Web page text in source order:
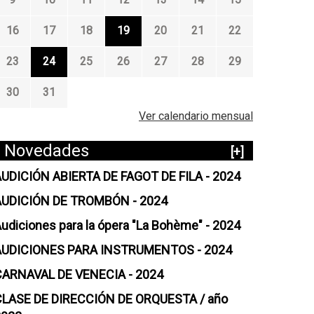
16 17 18 19 20 21 22
23 24 25 26 27 28 29
30
31
Ver calendario mensual
Novedades
[+]
ABIERTA DE FAGOT DE FILA - 2024
DE TROMBÓN - 2024
para la ópera "La Bohème" - 2024
PARA INSTRUMENTOS - 2024
DE VENECIA - 2024
DE DIRECCIÓN DE ORQUESTA / año